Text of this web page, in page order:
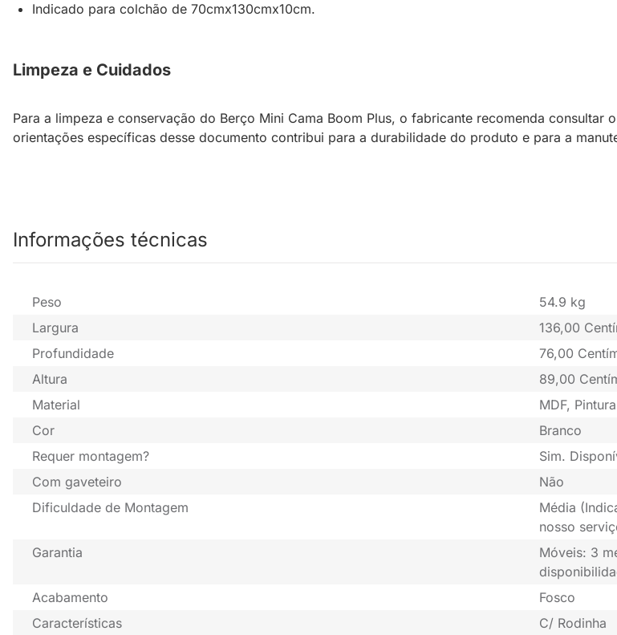
Indicado para colchão de 70cmx130cmx10cm.
Limpeza e Cuidados
Para a limpeza e conservação do Berço Mini Cama Boom Plus, o fabricante recomenda
orientações específicas desse documento contribui para a durabilidade do produto e para a
Informações técnicas
Peso
54.9 kg
Largura
136,00
Profundidade
76,00
Altura
89,00
Material
MDF,
Cor
Branco
Requer montagem?
Sim.
Com gaveteiro
Não
Dificuldade de Montagem
Média
nosso
Garantia
Móveis: 3
Acabamento
Fosco
Características
C/ Rodinha